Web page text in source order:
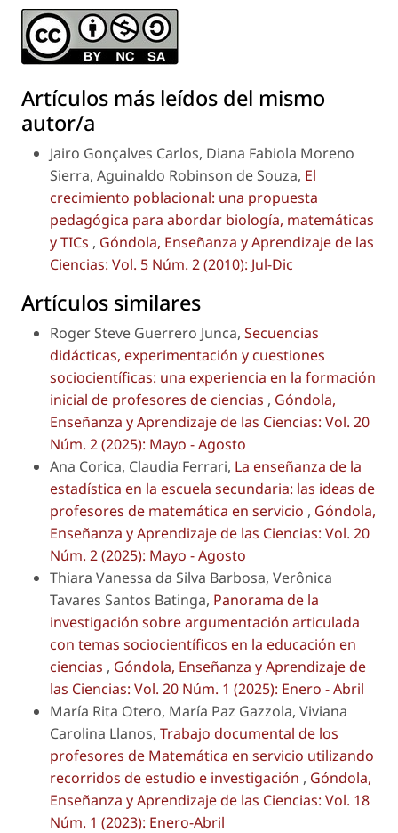
Artículos más leídos del mismo
autor/a
Jairo Gonçalves Carlos, Diana Fabiola Moreno
Sierra, Aguinaldo Robinson de Souza, El
crecimiento poblacional: una propuesta
pedagógica para abordar biología, matemáticas
y TICs , Góndola, Enseñanza y Aprendizaje de las
Ciencias: Vol. 5 Núm. 2 (2010): Jul-Dic
Artículos similares
Roger Steve Guerrero Junca, Secuencias
didácticas, experimentación y cuestiones
sociocientíficas: una experiencia en la formación
inicial de profesores de ciencias , Góndola,
Enseñanza y Aprendizaje de las Ciencias: Vol. 20
Núm. 2 (2025): Mayo - Agosto
Ana Corica, Claudia Ferrari, La enseñanza de la
estadística en la escuela secundaria: las ideas de
profesores de matemática en servicio , Góndola,
Enseñanza y Aprendizaje de las Ciencias: Vol. 20
Núm. 2 (2025): Mayo - Agosto
Thiara Vanessa da Silva Barbosa, Verônica
Tavares Santos Batinga, Panorama de la
investigación sobre argumentación articulada
con temas sociocientíficos en la educación en
ciencias , Góndola, Enseñanza y Aprendizaje de
las Ciencias: Vol. 20 Núm. 1 (2025): Enero - Abril
María Rita Otero, María Paz Gazzola, Viviana
Carolina Llanos, Trabajo documental de los
profesores de Matemática en servicio utilizando
recorridos de estudio e investigación , Góndola,
Enseñanza y Aprendizaje de las Ciencias: Vol. 18
Núm. 1 (2023): Enero-Abril